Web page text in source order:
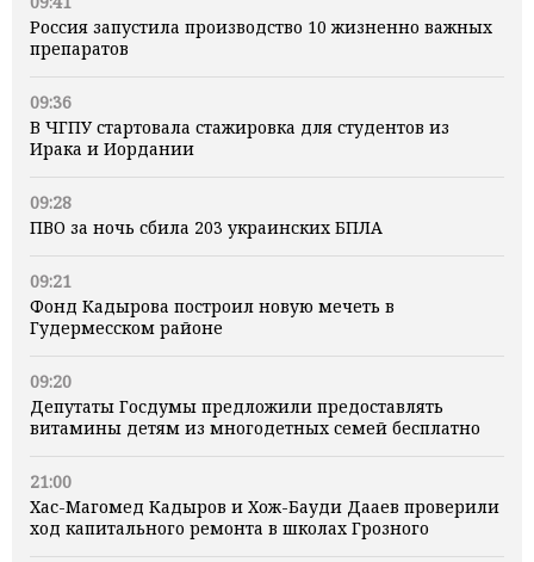
Россия запустила производство 10 жизненно важных
препаратов
09:36
В ЧГПУ стартовала стажировка для студентов из
Ирака и Иордании
09:28
ПВО за ночь сбила 203 украинских БПЛА
09:21
Фонд Кадырова построил новую мечеть в
Гудермесском районе
09:20
Депутаты Госдумы предложили предоставлять
витамины детям из многодетных семей бесплатно
21:00
Хас-Магомед Кадыров и Хож-Бауди Дааев проверили
ход капитального ремонта в школах Грозного